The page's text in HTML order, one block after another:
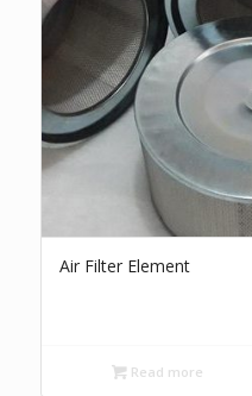
Air Filter Element
Read more